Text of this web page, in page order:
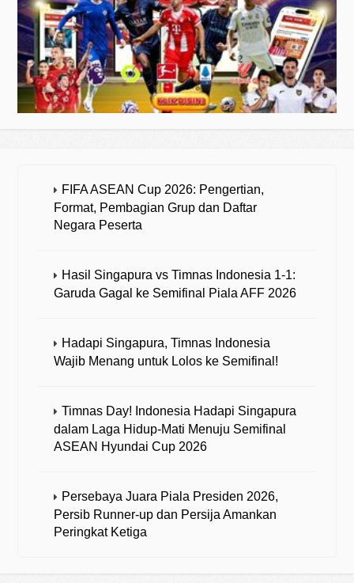
FIFA ASEAN Cup 2026: Pengertian,
Format, Pembagian Grup dan Daftar
Negara Peserta
Hasil Singapura vs Timnas Indonesia 1-1:
Garuda Gagal ke Semifinal Piala AFF 2026
Hadapi Singapura, Timnas Indonesia
Wajib Menang untuk Lolos ke Semifinal!
Timnas Day! Indonesia Hadapi Singapura
dalam Laga Hidup-Mati Menuju Semifinal
ASEAN Hyundai Cup 2026
Persebaya Juara Piala Presiden 2026,
Persib Runner-up dan Persija Amankan
Peringkat Ketiga